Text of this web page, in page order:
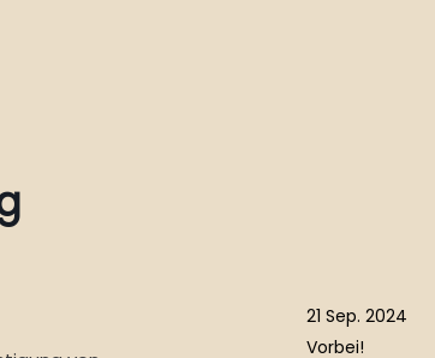
21 Sep. 2024
Vorbei!